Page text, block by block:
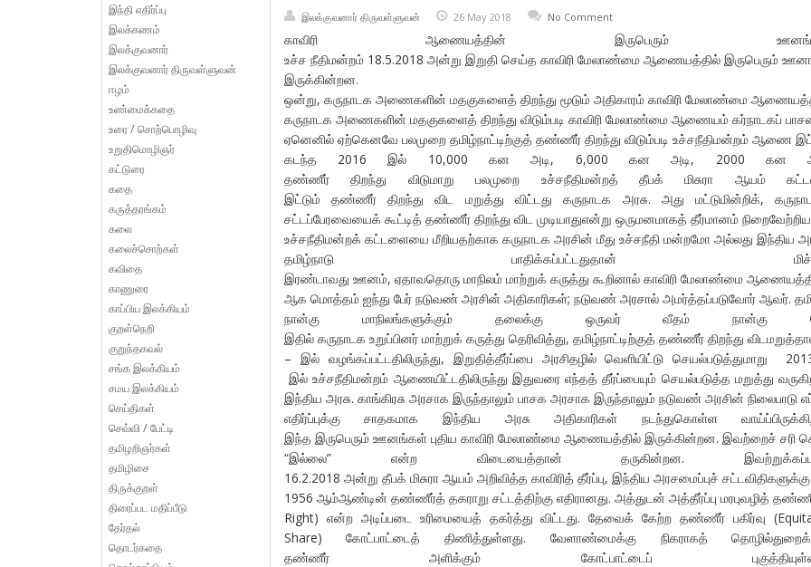
இலக்குவனார் திருவள்ளுவன் 26 May 2018 No Comment
காவிரி ஆணையத்தின் இருபெரும்
உச்ச நீதிமன்றம் 18.5.2018 அன்று இறுதி செய்த காவிரி மேலாண்மை ஆணையத்தில் இருபெரும்
இருக்கின்றன.
ஒன்று, கருநாடக அணைகளின் மதகுகளைத் திறந்து மூடும் அதிகாரம் காவிரி மேலாண்மை
கருநாடக அணைகளின் மதகுகளைத் திறந்து விடும்படி காவிரி மேலாண்மை ஆணையம் கர்நாடகப்
ஏனெனில் ஏற்கெனவே பலமுறை தமிழ்நாட்டிற்குத் தண்ணீர் திறந்து விடும்படி உச்சநீதிமன்றம் ஆணை
கடந்த 2016 இல் 10,000 கன அடி, 6,000 கன அடி, 2000 கன
தண்ணீர் திறந்து விடுமாறு பலமுறை உச்சநீதிமன்றத் தீபக் மிசுரா ஆயம்
இட்டும் தண்ணீர் திறந்து விட மறுத்து விட்டது கருநாடக அரசு. அது மட்டுமின்றிக்,
சட்டப்பேரவையைக் கூட்டித் தண்ணீர் திறந்து விட முடியாதுஎன்று ஒருமனமாகத் தீர்மானம்
உச்சநீதிமன்றக் கட்டளையை மீறியதற்காக கருநாடக அரசின் மீது உச்சநீதி மன்றமோ அல்லது இந்திய
தமிழ்நாடு பாதிக்கப்பட்டதுதான்
இரண்டாவது ஊனம், ஏதாவதொரு மாநிலம் மாற்றுக் கருத்து கூறினால் காவிரி மேலாண்மை
ஆக மொத்தம் ஐந்து பேர் நடுவண் அரசின் அதிகாரிகள்; நடுவண் அரசால் அமர்த்தப்படுவோர் ஆவர்.
நான்கு மாநிலங்களுக்கும் தலைக்கு ஒருவர் வீதம் நான்கு
இதில் கருநாடக உறுப்பினர் மாற்றுக் கருத்து தெரிவித்து, தமிழ்நாட்டிற்குத் தண்ணீர் திறந்து
– இல் வழங்கப்பட்டதிலிருந்து, இறுதித்தீர்ப்பை அரசிதழில் வெளியிட்டு செயல்படுத்துமாறு
இல் உச்சநீதிமன்றம் ஆணையிட்டதிலிருந்து இதுவரை எந்தத் தீர்ப்பையும் செயல்படுத்த மறுத்து
இந்திய அரசு. காங்கிரசு அரசாக இருந்தாலும் பாசக அரசாக இருந்தாலும் நடுவண் அரசின் நிலைபாடு
எதிர்ப்புக்கு சாதகமாக இந்திய அரசு அதிகாரிகள் நடந்துகொள்ள
இந்த இருபெரும் ஊனங்கள் புதிய காவிரி மேலாண்மை ஆணையத்தில் இருக்கின்றன. இவற்றைச் சரி
“இல்லை” என்ற விடையைத்தான் தருகின்றன.
16.2.2018 அன்று தீபக் மிசுரா ஆயம் அறிவித்த காவிரித் தீர்ப்பு, இந்திய அரசமைப்புச்
1956 ஆம்ஆண்டின் தண்ணீர்த் தகராறு சட்டத்திற்கு எதிரானது. அத்துடன் அத்தீர்ப்பு மரபுவழித்
Right) என்ற அடிப்படை உரிமையைத் தகர்த்து விட்டது. தேவைக் கேற்ற தண்ணீர் பகிர்வு
Share) கோட்பாட்டைத் திணித்துள்ளது. வேளாண்மைக்கு நிகராகத்
தண்ணீர் அளிக்கும் கோட்பாட்டைப்
இந்தி எதிர்ப்பு
இலக்கணம்
இலக்குவனார்
இலக்குவனார் திருவள்ளுவன்
ஈழம்
உண்மைக்கதை
உரை / சொற்பொழிவு
உறுதிமொழிஞர்
கட்டுரை
கதை
கருத்தரங்கம்
கலை
கலைச்சொற்கள்
கவிதை
காணுரை
காப்பிய இலக்கியம்
குறள்நெறி
குறுந்தகவல்
சங்க இலக்கியம்
சமய இலக்கியம்
செய்திகள்
செவ்வி / பேட்டி
தமிழறிஞர்கள்
தமிழிசை
திருக்குறள்
திரைப்பட மதிப்பீடு
தேர்தல்
தொடர்கதை